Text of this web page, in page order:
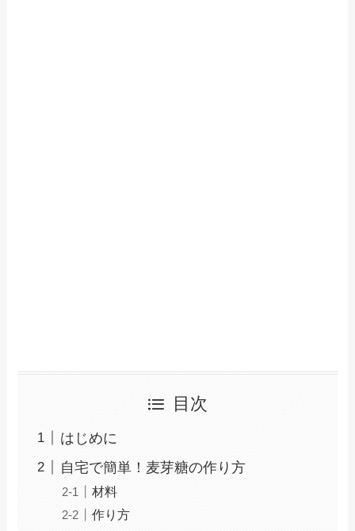
目次
はじめに
自宅で簡単！麦芽糖の作り方
材料
作り方